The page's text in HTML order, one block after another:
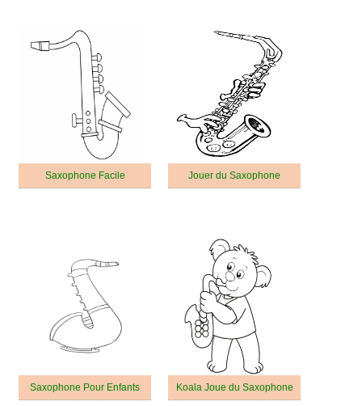
Saxophone Facile Jouer du Saxophone
Saxophone Pour Enfants Koala Joue du Saxophone